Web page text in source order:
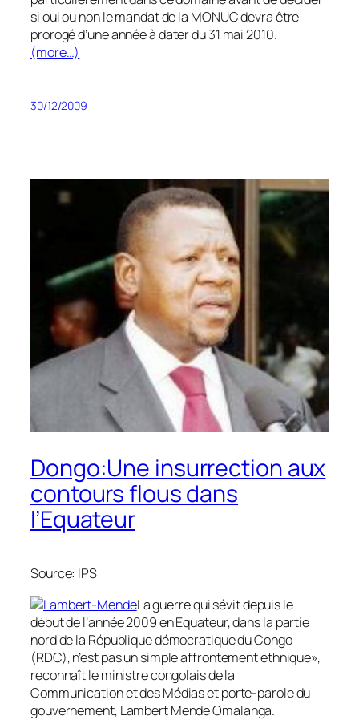
si oui ou non le mandat de la MONUC devra être
prorogé d’une année à dater du 31 mai 2010.
(more…)
30/12/2009
Dongo:Une insurrection aux
contours flous dans
l’Equateur
Source: IPS
La guerre qui sévit depuis le
début de l’année 2009 en Equateur, dans la partie
nord de la République démocratique du Congo
(RDC), n’est pas un simple affrontement ethnique»,
reconnaît le ministre congolais de la
Communication et des Médias et porte-parole du
gouvernement, Lambert Mende Omalanga.